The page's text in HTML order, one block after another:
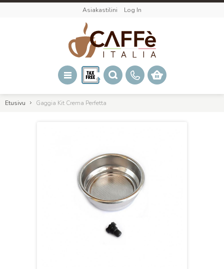
Asiakastilini Log In
Etusivu Gaggia Kit Crema Perfetta